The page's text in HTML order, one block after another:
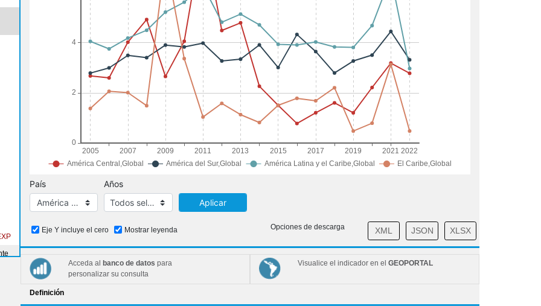
País
América Latina y el Caribe, América Central, América del Sur, El Caribe
Años
Todos seleccionados (18)Aplicar
Eje Y incluye el cero Mostrar leyenda Opciones de descarga XML JSON XLSX
Acceda al banco de datos para
personalizar su consulta
Visualice el indicador en el GEOPORTAL
Definición